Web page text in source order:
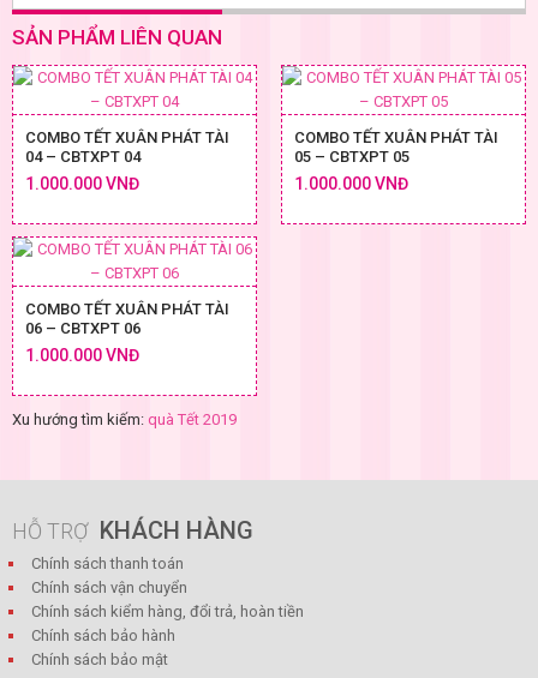
SẢN PHẨM LIÊN QUAN
COMBO TẾT XUÂN PHÁT TÀI
04 – CBTXPT 04
1.000.000 VNĐ
COMBO TẾT XUÂN PHÁT TÀI
05 – CBTXPT 05
1.000.000 VNĐ
COMBO TẾT XUÂN PHÁT TÀI
06 – CBTXPT 06
1.000.000 VNĐ
Xu hướng tìm kiếm: quà Tết 2019
HỖ TRỢ KHÁCH HÀNG
Chính sách thanh toán
Chính sách vận chuyển
Chính sách kiểm hàng, đổi trả, hoàn tiền
Chính sách bảo hành
Chính sách bảo mật